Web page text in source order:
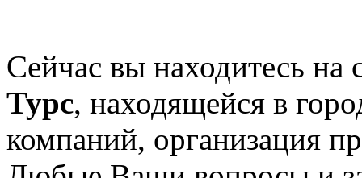
Сейчас вы находитесь на
Турс, находящейся в
компаний, организация